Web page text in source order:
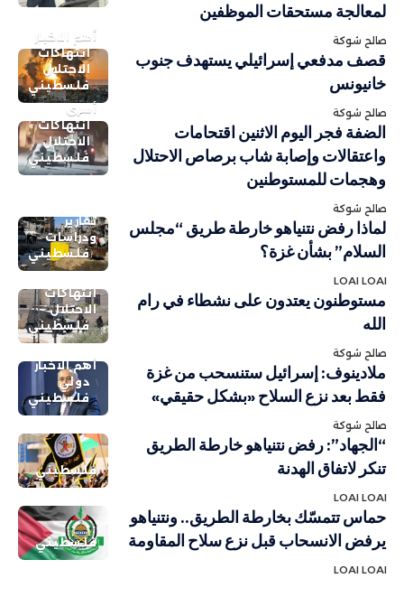
لمعالجة مستحقات الموظفين
صالح شوكة
أهم الاخبار
انتهاكات
الاحتلال
فلسطيني
قصف مدفعي إسرائيلي يستهدف جنوب
خانيونس
صالح شوكة
أسرى
انتهاكات
الاحتلال
فلسطيني
الضفة فجر اليوم الاثنين اقتحامات
واعتقالات وإصابة شاب برصاص الاحتلال
وهجمات للمستوطنين
صالح شوكة
تقارير
ودراسات
فلسطيني
لماذا رفض نتنياهو خارطة طريق “مجلس
السلام” بشأن غزة؟
LOAI LOAI
انتهاكات
الاحتلال
فلسطيني
مستوطنون يعتدون على نشطاء في رام
الله
صالح شوكة
أهم الاخبار
دولي
فلسطيني
ملادينوف: إسرائيل ستنسحب من غزة
فقط بعد نزع السلاح «بشكل حقيقي»
صالح شوكة
فلسطيني
“الجهاد”: رفض نتنياهو خارطة الطريق
تنكر لاتفاق الهدنة
LOAI LOAI
فلسطيني
حماس تتمسّك بخارطة الطريق.. ونتنياهو
يرفض الانسحاب قبل نزع سلاح المقاومة
LOAI LOAI